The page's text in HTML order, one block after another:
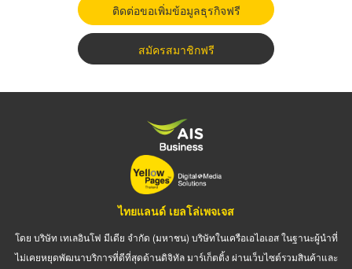
ติดต่อขอเพิ่มข้อมูลธุรกิจฟรี
สมัครสมาชิกฟรี
ไทยแลนด์ เยลโล่เพจเจส
โดย บริษัท เทเลอินโฟ มีเดีย จำกัด (มหาชน) บริษัทในเครือเอไอเอส ในฐานะผู้นำที่
ไม่เคยหยุดพัฒนาบริการที่ดีที่สุดด้านดิจิทัล มาร์เก็ตติ้ง ผ่านเว็บไซต์รวมสินค้าและ